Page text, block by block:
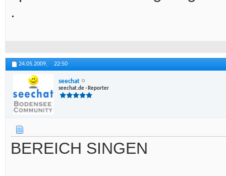
.
24.05.2009, 22:50
seechat
seechat.de - Reporter
BEREICH SINGEN